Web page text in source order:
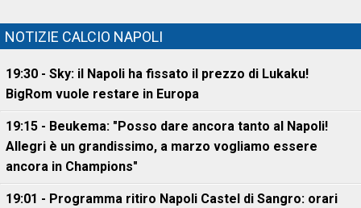
NOTIZIE CALCIO NAPOLI
19:30 - Sky: il Napoli ha fissato il prezzo di Lukaku!
BigRom vuole restare in Europa
19:15 - Beukema: "Posso dare ancora tanto al Napoli!
Allegri è un grandissimo, a marzo vogliamo essere
ancora in Champions"
19:01 - Programma ritiro Napoli Castel di Sangro: orari